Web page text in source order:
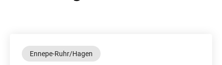
Ennepe-Ruhr/Hagen